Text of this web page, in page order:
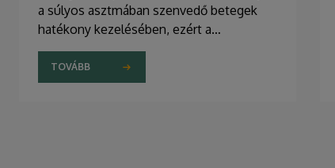
a súlyos asztmában szenvedő betegek
hatékony kezelésében, ezért a
szakemberek az új gyógyszerek
kifejlesztésére irányuló kutatások
felgyorsítását sürgetik. A témában a
TOVÁBB